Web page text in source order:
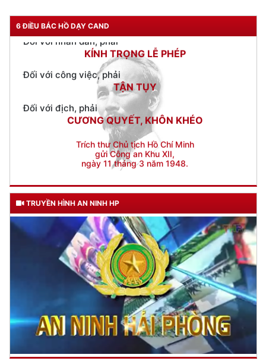
Đoàn Thanh niên Công an thành phố: Phong phú các hoạt
động đồng hành với thanh niên trong học tập
6 ĐIỀU BÁC HỒ DẠY CAND
NGƯỜI CÔNG AN CÁCH MỆNH LÀ:
Đối với tự mình, phải
CẦN, KIỆM, LIÊM, CHÍNH
Đối với đồng sự, phải
THÂN ÁI GIÚP ĐỠ
Đối với chính phủ, phải
TUYỆT ĐỐI TRUNG THÀNH
Đối với nhân dân, phải
KÍNH TRỌNG LỄ PHÉP
Đối với công việc, phải
TẬN TỤY
Đối với địch, phải
CƯƠNG QUYẾT, KHÔN KHÉO
Trích thư Chủ tịch Hồ Chí Minh
gửi Công an Khu XII,
ngày 11 tháng 3 năm 1948.